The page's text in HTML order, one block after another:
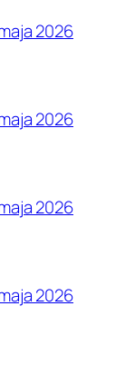
2026
2026
2026
2026